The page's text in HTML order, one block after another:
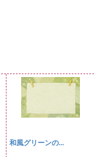
和風グリーンの...